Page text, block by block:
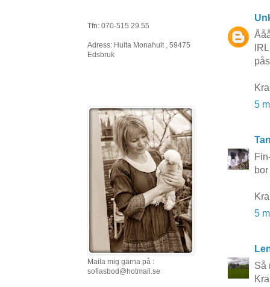
5
5
Så
Tfn: 070-515 29 55
Adress: Hulta Monahult , 59475
Edsbruk
Maila mig gärna på :
sofiasbod@hotmail.se